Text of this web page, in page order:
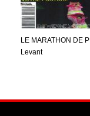
LE MARATHON DE
Levant